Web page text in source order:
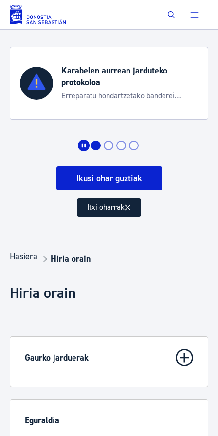
Eduki nagusira joan Buscar
Karabelen aurrean jarduteko
protokoloa
Erreparatu hondartzetako banderei
Ikusi ohar guztiak
Itxi oharrak
Hasiera Hiria orain
Hiria orain
Gaurko jarduerak
Eguraldia